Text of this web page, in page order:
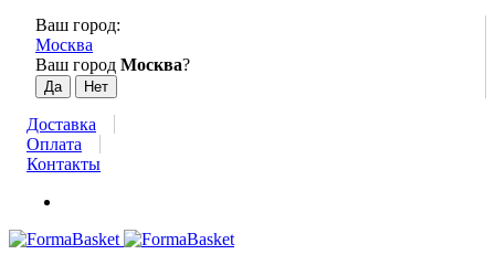
Ваш город:
Москва
Ваш город Москва?
Доставка
Оплата
Контакты